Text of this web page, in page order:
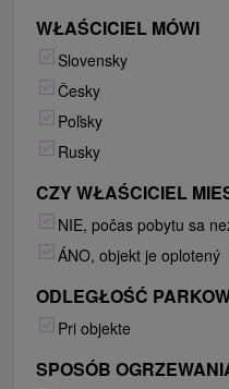
WŁAŚCICIEL MÓWI
Slovensky
Česky
Poľsky
Rusky
CZY WŁAŚCICIEL
NIE, počas pobytu sa
ÁNO, objekt je oplotený
ODLEGŁOŚĆ
Pri objekte
SPOSÓB